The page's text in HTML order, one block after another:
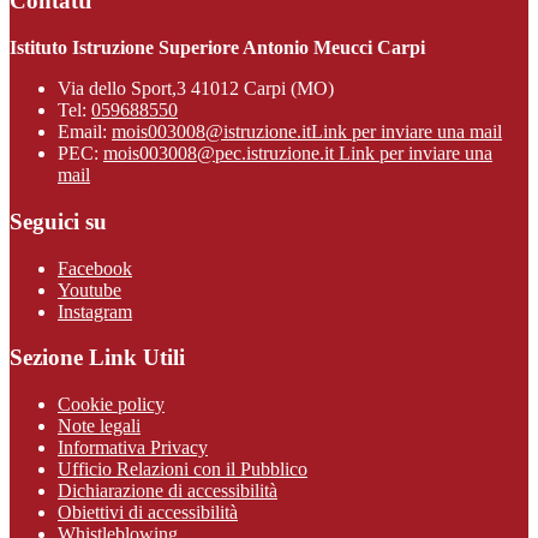
Istituto Istruzione Superiore Antonio Meucci Carpi
Via dello Sport,3 41012 Carpi (MO)
Tel: 059688550
Email: mois003008@istruzione.itLink per inviare una mail
PEC: mois003008@pec.istruzione.it Link per inviare una
mail
Seguici su
Facebook
Youtube
Instagram
Sezione Link Utili
Cookie policy
Note legali
Informativa Privacy
Ufficio Relazioni con il Pubblico
Dichiarazione di accessibilità
Obiettivi di accessibilità
Whistleblowing